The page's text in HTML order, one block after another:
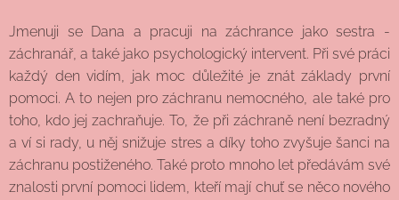
Jmenuji se Dana a pracuji na záchrance jako sestra -
záchranář, a také jako psychologický intervent. Při své práci
každý den vidím, jak moc důležité je znát základy první
pomoci. A to nejen pro záchranu nemocného, ale také pro
toho, kdo jej zachraňuje. To, že při záchraně není bezradný
a ví si rady, u něj snižuje stres a díky toho zvyšuje šanci na
záchranu postiženého. Také proto mnoho let předávám své
znalosti první pomoci lidem, kteří mají chuť se něco nového